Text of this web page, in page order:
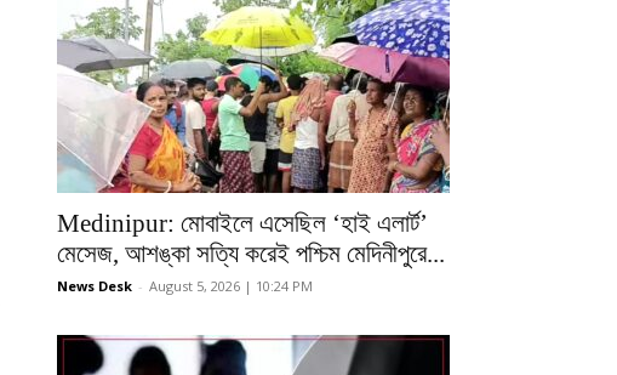
Medinipur: মোবাইলে এসেছিল ‘হাই এলার্ট’
মেসেজ, আশঙ্কা সত্যি করেই পশ্চিম মেদিনীপুরে...
News Desk - August 5, 2026 | 10:24 PM